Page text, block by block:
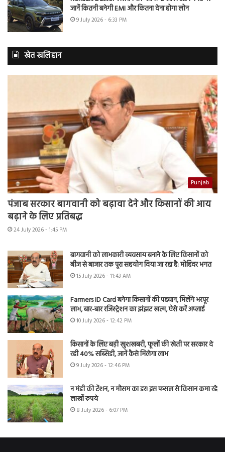
जानें कितनी बनेगी EMI और कितना देना होगा लोन
9 July 2026 - 6:33 PM
खेत खलिहान
Punjab
पंजाब सरकार बागवानी को बढ़ावा देने और किसानों की आय
बढ़ाने के लिए प्रतिबद्ध
24 July 2026 - 1:45 PM
बागवानी को लाभकारी व्यवसाय बनाने के लिए किसानों को
बीज से बाजार तक पूरा सहयोग दिया जा रहा है: मोहिंदर भगत
15 July 2026 - 11:43 AM
Farmers ID Card बनेगा किसानों की पहचान, मिलेंगे भरपूर
लाभ, बार-बार रजिस्ट्रेशन का झंझट खत्म, ऐसे करें अप्लाई
10 July 2026 - 12:42 PM
किसानों के लिए बड़ी खुशखबरी, फूलों की खेती पर सरकार दे
रही 40% सब्सिडी, जानें कैसे मिलेगा लाभ
9 July 2026 - 12:46 PM
न मंडी की टेंशन, न मौसम का डर! इस फसल से किसान कमा रहे
लाखों रुपये
8 July 2026 - 6:07 PM